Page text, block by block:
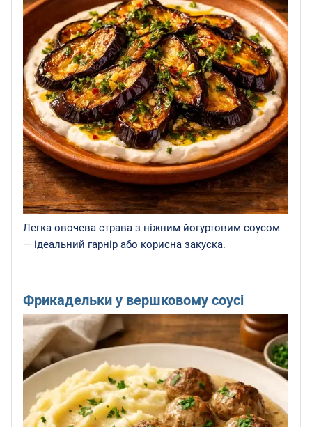
Легка овочева страва з ніжним йогуртовим соусом
— ідеальний гарнір або корисна закуска.
Фрикадельки у вершковому соусі